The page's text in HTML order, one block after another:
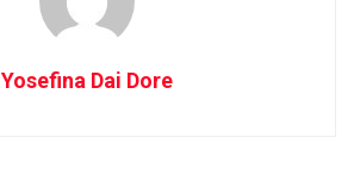
Yosefina Dai Dore